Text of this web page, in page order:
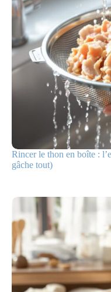
Rincer le thon en boîte :
gâche tout)